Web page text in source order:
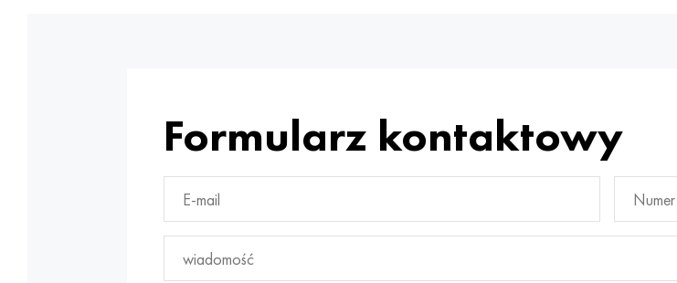
Formularz kontaktowy